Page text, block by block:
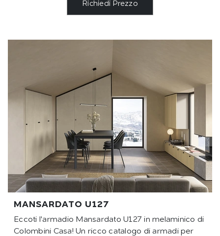
Richiedi Prezzo
MANSARDATO U127
Eccoti l'armadio Mansardato U127 in melaminico di
Colombini Casa! Un ricco catalogo di armadi per